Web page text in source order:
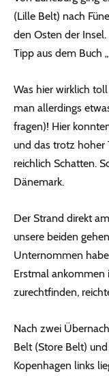
(Lille Belt) nach
den Osten der Insel.
Tipp aus dem Buch „
Was hier wirklich
man allerdings
fragen)! Hier
und das trotz hoher
reichlich Schatten.
Dänemark.
Der Strand direkt
unsere beiden
Unternommen
Erstmal
zurechtfinden,
Nach zwei
Belt (Store Belt)
Kopenhagen links